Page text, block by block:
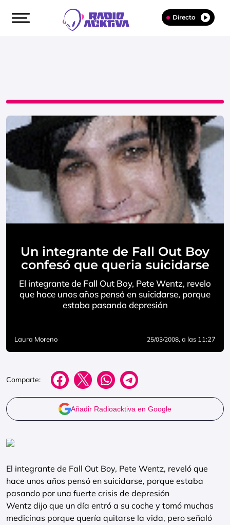
Directo
Un integrante de Fall Out Boy
confesó que queria suicidarse
El integrante de Fall Out Boy, Pete Wentz, revelo
que hace unos años pensó en suicidarse, porque
estaba pasando depresión
Laura Moreno 25/03/2008, a las 11:27
Comparte:
Añadir Radioacktiva en Google
El integrante de Fall Out Boy, Pete Wentz, reveló que
hace unos años pensó en suicidarse, porque estaba
pasando por una fuerte crisis de depresión
Wentz dijo que un día entró a su coche y tomó muchas
medicinas porque quería quitarse la vida, pero señaló